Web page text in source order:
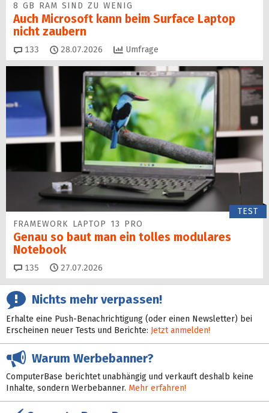
8 GB RAM SIND ZU WENIG
Auch Microsoft kann beim Surface Laptop
nicht zaubern
133 Kommentare
28.07.2026 Umfrage
TEST
FRAMEWORK LAPTOP 13 PRO
Genau so baut man ein tolles modulares
Notebook
135 Kommentare
27.07.2026
Nichts mehr verpassen!
Erhalte eine Push-Benachrichtigung (oder einen Newsletter) bei
Erscheinen neuer Tests und Berichte: Jetzt anmelden!
Warum Werbebanner?
ComputerBase berichtet unabhängig und verkauft deshalb keine
Inhalte, sondern Werbebanner. Mehr erfahren!